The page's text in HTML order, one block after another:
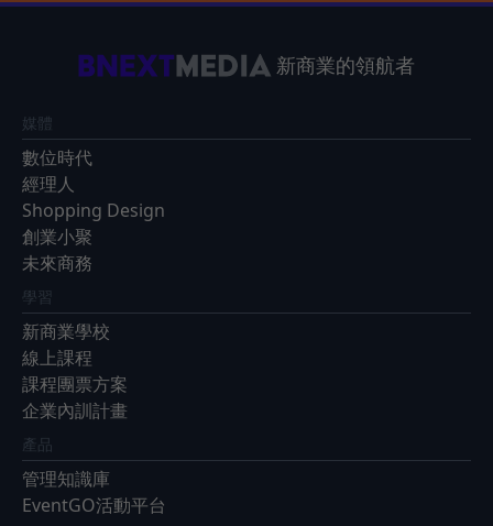
新商業的領航者
媒體
數位時代
經理人
Shopping Design
創業小聚
未來商務
學習
新商業學校
線上課程
課程團票方案
企業內訓計畫
產品
管理知識庫
EventGO活動平台